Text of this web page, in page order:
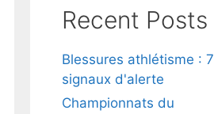
Recent Posts
Blessures athlétisme : 7
signaux d'alerte
Championnats du